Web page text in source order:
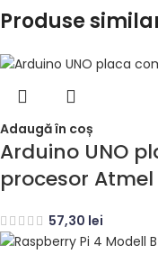
Produse
Adaugă în coș
Arduino UNO
procesor Atmel
57,30 lei